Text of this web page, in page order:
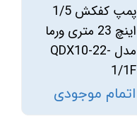
پمپ کفکش 1/5
اینچ 23 متری ورما
مدل QDX10-22-
1/1F
اتمام موجودی